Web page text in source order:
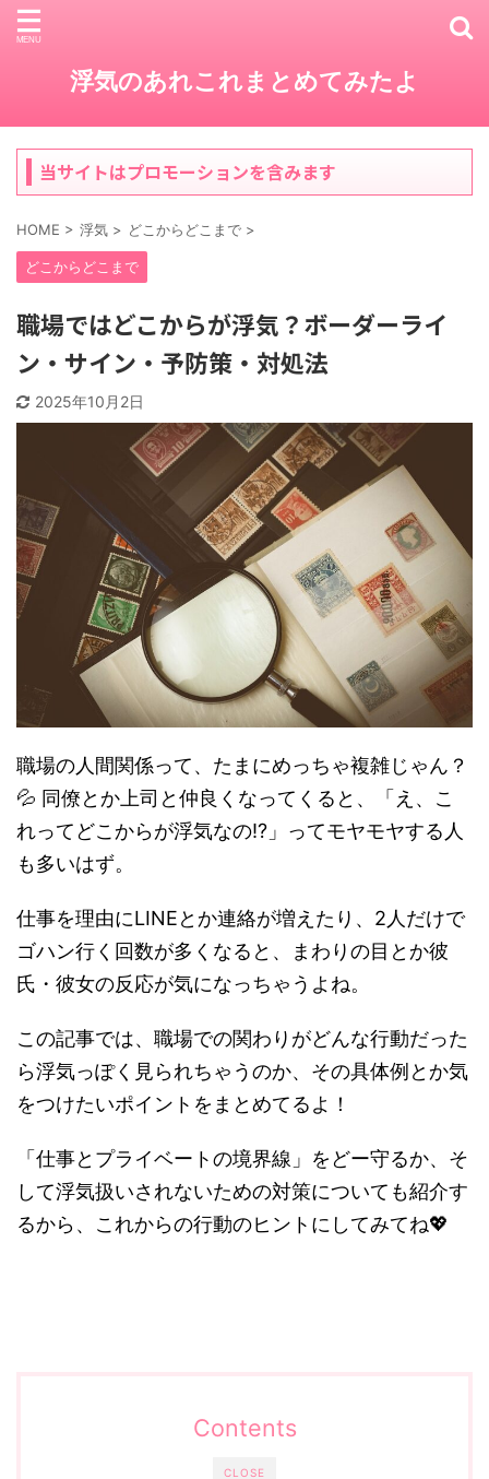
浮気のあれこれまとめてみたよ
当サイトはプロモーションを含みます
HOME > 浮気 > どこからどこまで >
どこからどこまで
職場ではどこからが浮気？ボーダーライ
ン・サイン・予防策・対処法
2025年10月2日
職場の人間関係って、たまにめっちゃ複雑じゃん？
💦 同僚とか上司と仲良くなってくると、「え、こ
れってどこからが浮気なの!?」ってモヤモヤする人
も多いはず。
仕事を理由にLINEとか連絡が増えたり、2人だけで
ゴハン行く回数が多くなると、まわりの目とか彼
氏・彼女の反応が気になっちゃうよね。
この記事では、職場での関わりがどんな行動だった
ら浮気っぽく見られちゃうのか、その具体例とか気
をつけたいポイントをまとめてるよ！
「仕事とプライベートの境界線」をどー守るか、そ
して浮気扱いされないための対策についても紹介す
るから、これからの行動のヒントにしてみてね💖
CLOSE
Contents